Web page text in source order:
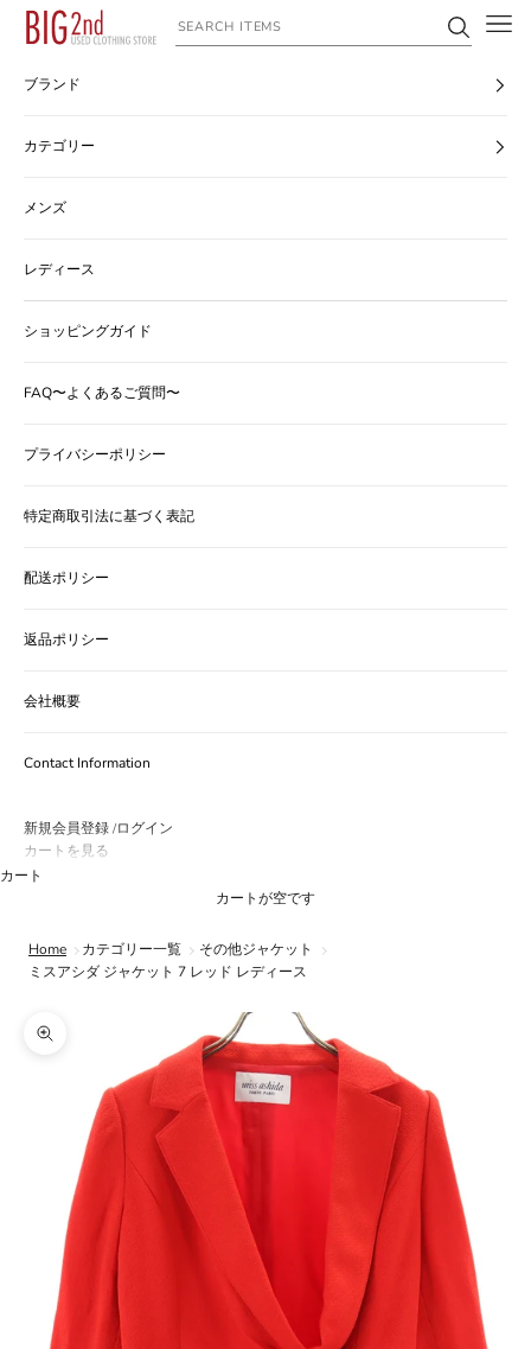
コンテンツへスキップ
ヴィンテージ古着のオンライン通販なら【公式】古着屋BIG2nd
ブランド
カテゴリー
メンズ
レディース
ショッピングガイド
FAQ〜よくあるご質問〜
プライバシーポリシー
特定商取引法に基づく表記
配送ポリシー
返品ポリシー
会社概要
Contact Information
新規会員登録 /ログイン
カートを見る
カート
カートが空です
Home カテゴリー一覧
その他ジャケット
ミスアシダ ジャケット 7 レッド レディース
ズームイン